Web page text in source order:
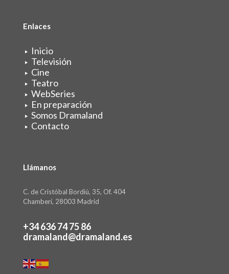
Enlaces
Inicio
Televisión
Cine
Teatro
WebSeries
En preparación
Somos Dramaland
Contacto
Llámanos
C. de Cristóbal Bordiú, 35, Of. 404
Chamberí, 28003 Madrid
+34 636 74 75 86
dramaland@dramaland.es